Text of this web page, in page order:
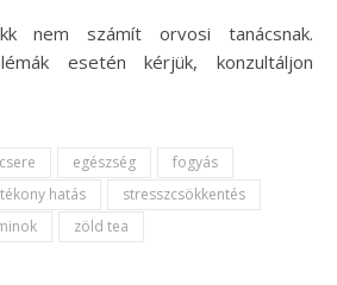
nem számít orvosi tanácsnak.
esetén kérjük, konzultáljon
egészség
fogyás
hatás
stresszcsökkentés
zöld tea